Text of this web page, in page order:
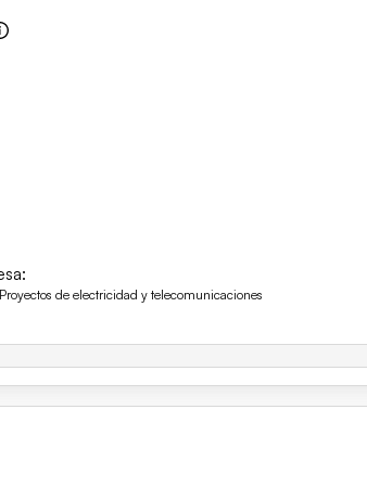
:
Proyectos de electricidad y telecomunicaciones